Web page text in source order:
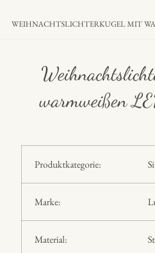
WEIHNACHTSLICHTERKUGEL MIT
warmweißen
Produktkategorie:
Marke:
Material: